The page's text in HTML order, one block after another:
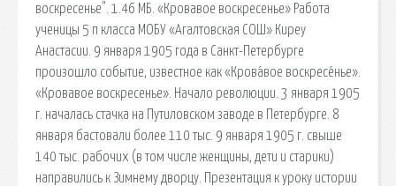
воскресенье". 1.46 МБ. «Кровавое воскресенье» Работа
ученицы 5 п класса МОБУ «Агалтовская СОШ» Киреу
Анастасии. 9 января 1905 года в Санкт-Петербурге
произошло событие, известное как «Крова́вое воскресе́нье».
«Кровавое воскресенье». Начало революции. 3 января 1905
г. началась стачка на Путиловском заводе в Петербурге. 8
января бастовали более 110 тыс. 9 января 1905 г. свыше
140 тыс. рабочих (в том числе женщины, дети и старики)
направились к Зимнему дворцу. Презентация к уроку истории